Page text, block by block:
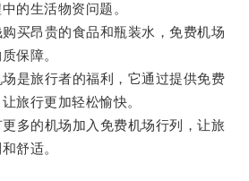
的生活物资问题。
昂贵的食品和瓶装水，免费机场
保障。
旅行者的福利，它通过提供免费
旅行更加轻松愉快。
的机场加入免费机场行列，让旅
舒适。